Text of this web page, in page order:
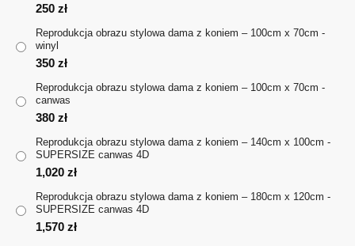
1,570 zł
250 zł
Reprodukcja obrazu stylowa dama z koniem – 100cm x 70cm -
winyl
350 zł
Reprodukcja obrazu stylowa dama z koniem – 100cm x 70cm -
canwas
380 zł
Reprodukcja obrazu stylowa dama z koniem – 140cm x 100cm -
SUPERSIZE canwas 4D
1,020 zł
Reprodukcja obrazu stylowa dama z koniem – 180cm x 120cm -
SUPERSIZE canwas 4D
1,570 zł